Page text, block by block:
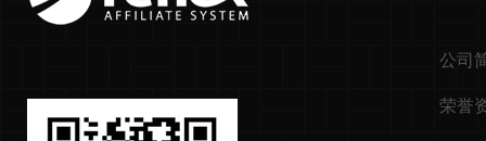
公司
荣誉